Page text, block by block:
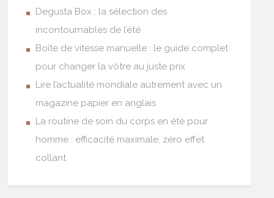
Degusta Box : la sélection des
incontournables de l’été
Boîte de vitesse manuelle : le guide complet
pour changer la vôtre au juste prix
Lire l’actualité mondiale autrement avec un
magazine papier en anglais
La routine de soin du corps en été pour
homme : efficacité maximale, zéro effet
collant